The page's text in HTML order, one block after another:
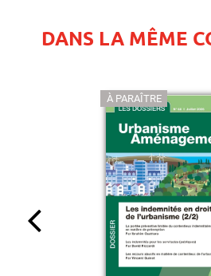
DANS LA MÊME
À PARAÎTRE